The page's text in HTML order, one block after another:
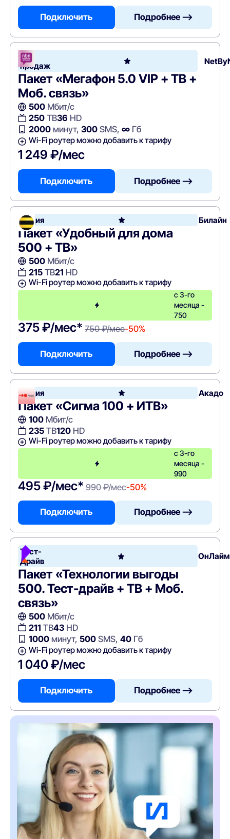
Подключить Подробнее —>
Хит
продаж
Пакет «Мегафон 5.0 VIP + ТВ +
Моб. связь»
500Мбит/с
250ТВ36 HD
2000минут, 300SMS, ∞Гб
Wi-Fi роутер можно добавить к тарифу
1 249 ₽/мес
Подключить Подробнее —>
Акция Билайн
Пакет «Удобный для дома
500 + ТВ»
500Мбит/с
215ТВ21 HD
Wi-Fi роутер можно добавить к тарифу
с 3-го
месяца -
750
375 ₽/мес* 750 ₽/мес-50%
Подключить Подробнее —>
Акция Акадо
Пакет «Сигма 100 + ИТВ»
100Мбит/с
235ТВ120HD
Wi-Fi роутер можно добавить к тарифу
с 3-го
месяца -
990
495 ₽/мес* 990 ₽/мес-50%
Подключить Подробнее —>
Тест-
Драйв
ОнЛайм
Пакет «Технологии выгоды
500. Тест-драйв + ТВ + Моб.
связь»
500Мбит/с
211 ТВ43HD
1000минут, 500SMS, 40Гб
Wi-Fi роутер можно добавить к тарифу
1 040 ₽/мес
Подключить Подробнее —>